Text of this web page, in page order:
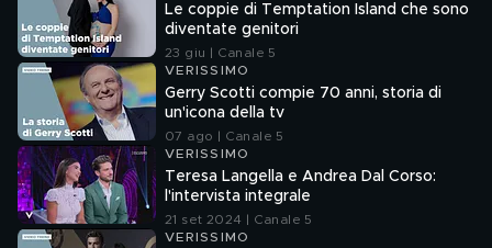
Le coppie di Temptation Island che sono
diventate genitori
23 giu | Canale 5
VERISSIMO
Gerry Scotti compie 70 anni, storia di
un'icona della tv
07 ago | Canale 5
VERISSIMO
Teresa Langella e Andrea Dal Corso:
l'intervista integrale
21 set 2024 | Canale 5
VERISSIMO